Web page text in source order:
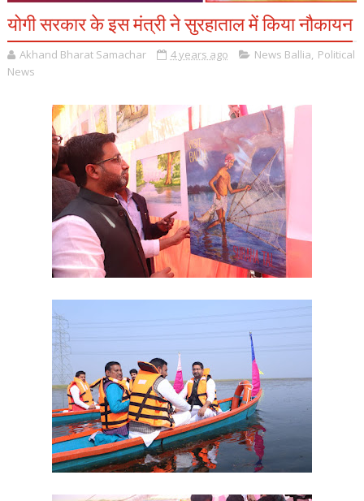
योगी सरकार के इस मंत्री ने सुरहाताल में किया नौकायन
Akhand Bharat Samachar 4 years ago News Ballia, Political
News